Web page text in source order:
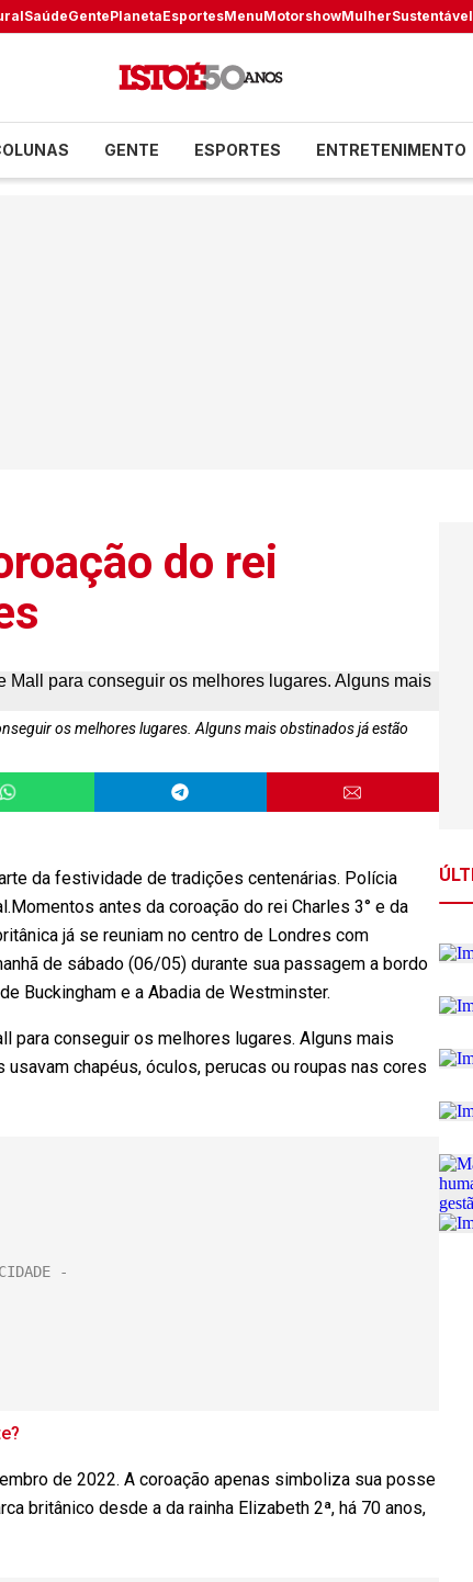
SaúdeGentePlanetaEsportesMenuMotorshowMulherSustentável
GENTE ESPORTES ENTRETENIMENTO
do rei
os melhores lugares. Alguns mais obstinados já estão
da festividade de tradições centenárias. Polícia
antes da coroação do rei Charles 3° e da
já se reuniam no centro de Londres com
de sábado (06/05) durante sua passagem a bordo
Buckingham e a Abadia de Westminster.
para conseguir os melhores lugares. Alguns mais
chapéus, óculos, perucas ou roupas nas cores
de 2022. A coroação apenas simboliza sua posse
britânico desde a da rainha Elizabeth 2ª, há 70 anos,